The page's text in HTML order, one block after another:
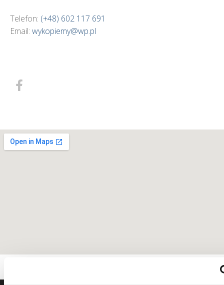
Telefon: (+48) 602 117 691
Email: wykopiemy@wp.pl